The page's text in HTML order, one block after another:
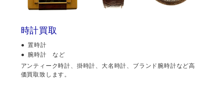
時計買取
置時計
腕時計 など
アンティーク時計、掛時計、大名時計、ブランド腕時計など高
価買取致します。